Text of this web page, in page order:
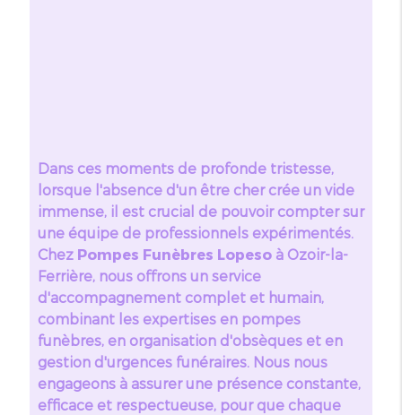
Dans ces moments de profonde tristesse,
lorsque l'absence d'un être cher crée un vide
immense, il est crucial de pouvoir compter sur
une équipe de professionnels expérimentés.
Chez Pompes Funèbres Lopesoà Ozoir-la-
Ferrière, nous offrons un service
d'accompagnement complet et humain,
combinant les expertises en pompes
funèbres, en organisation d'obsèques et en
gestion d'urgences funéraires. Nous nous
engageons à assurer une présence constante,
efficace et respectueuse, pour que chaque